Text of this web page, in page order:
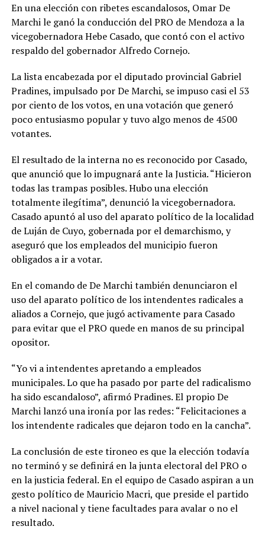
En una elección con ribetes escandalosos, Omar De
Marchi le ganó la conducción del PRO de Mendoza a la
vicegobernadora Hebe Casado, que contó con el activo
respaldo del gobernador Alfredo Cornejo.
La lista encabezada por el diputado provincial Gabriel
Pradines, impulsado por De Marchi, se impuso casi el 53
por ciento de los votos, en una votación que generó
poco entusiasmo popular y tuvo algo menos de 4500
votantes.
El resultado de la interna no es reconocido por Casado,
que anunció que lo impugnará ante la Justicia. “Hicieron
todas las trampas posibles. Hubo una elección
totalmente ilegítima”, denunció la vicegobernadora.
Casado apuntó al uso del aparato político de la localidad
de Luján de Cuyo, gobernada por el demarchismo, y
aseguró que los empleados del municipio fueron
obligados a ir a votar.
En el comando de De Marchi también denunciaron el
uso del aparato político de los intendentes radicales a
aliados a Cornejo, que jugó activamente para Casado
para evitar que el PRO quede en manos de su principal
opositor.
“Yo vi a intendentes apretando a empleados
municipales. Lo que ha pasado por parte del radicalismo
ha sido escandaloso”, afirmó Pradines. El propio De
Marchi lanzó una ironía por las redes: “Felicitaciones a
los intendente radicales que dejaron todo en la cancha”.
La conclusión de este tironeo es que la elección todavía
no terminó y se definirá en la junta electoral del PRO o
en la justicia federal. En el equipo de Casado aspiran a un
gesto político de Mauricio Macri, que preside el partido
a nivel nacional y tiene facultades para avalar o no el
resultado.